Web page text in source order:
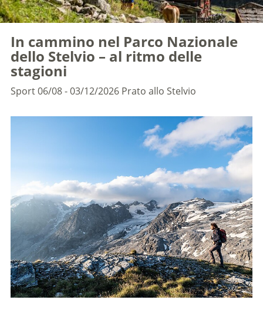
In cammino nel Parco Nazionale
dello Stelvio – al ritmo delle
stagioni
Sport06/08 - 03/12/2026 Prato allo Stelvio